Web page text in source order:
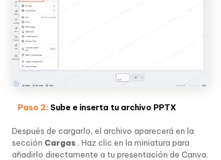
Paso 2: Sube e inserta tu archivo PPTX
Después de cargarlo, el archivo aparecerá en la
sección Cargas . Haz clic en la miniatura para
añadirlo directamente a tu presentación de Canva.